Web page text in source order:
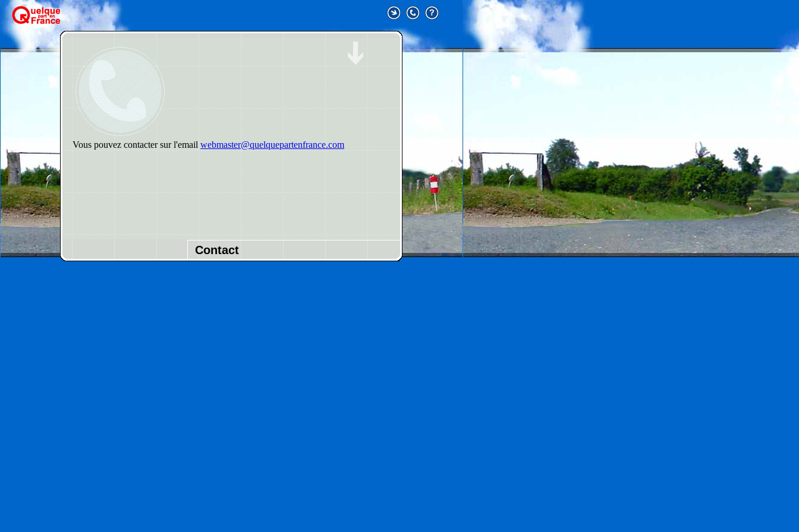
Vous pouvez contacter sur l'emailwebmaster@quelquepartenfrance.com
Contact